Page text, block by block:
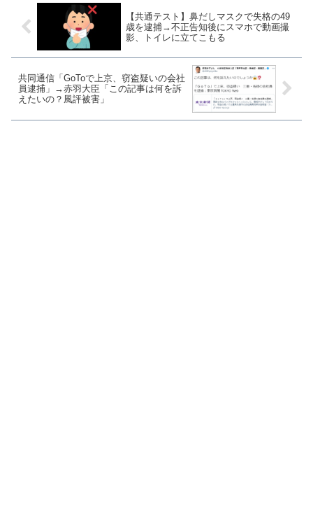
【共通テスト】鼻だしマスクで失格の49
歳を逮捕→不正告知後にスマホで動画撮
影、トイレに立てこもる
共同通信「GoToで上京、窃盗疑いの会社
員逮捕」→赤羽大臣「この記事は何を訴
えたいの？風評被害」